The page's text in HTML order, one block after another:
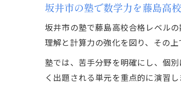
坂井市の塾で数学力を藤島高
坂井市の塾で藤島高校合格レベル
理解と計算力の強化を図り、その
塾では、苦手分野を明確にし、個
く出題される単元を重点的に演習